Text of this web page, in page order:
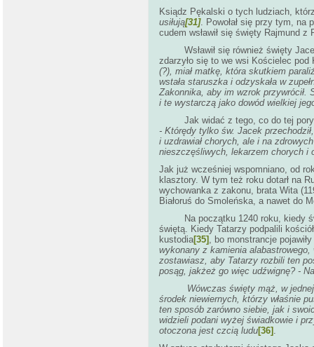
Ksiądz Pękalski o tych ludziach,
usiłują[31]. Powołał się przy tym, na
cudem wsławił się święty Rajmund z
Wsławił się również święty
zdarzyło się to we wsi Kościelec
(?), miał matkę, która skutkiem
wstała staruszka i odzyskała w
Zakonnika, aby im wzrok przywrócił.
i te wystarczą jako dowód wielkiej
Jak widać z tego, co do tej pory
- Którędy tylko św. Jacek
i uzdrawiał chorych, ale i na
nieszczęśliwych, lekarzem chorych i
Jak już wcześniej wspomniano, od
klasztory. W tym też roku dotarł na
wychowanka z zakonu, brata Wita
Białoruś do Smoleńska, a nawet do
Na początku 1240 roku, kiedy
świętą. Kiedy Tatarzy podpalili
kustodia[35] , bo monstrancje
wykonany z kamienia alabastrowego,
zostawiasz, aby Tatarzy rozbili ten
posąg, jakżeż go więc udźwignę? -
Wówczas święty mąż, w
środek niewiernych, którzy właśnie
ten sposób zarówno siebie, jak i
widzieli podani wyżej świadkowie i
otoczona jest czcią ludu[36] .